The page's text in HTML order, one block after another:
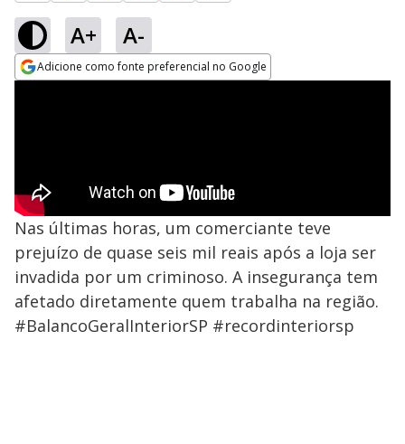
A+ A-
Adicione como fonte preferencial no Google
Nas últimas horas, um comerciante teve
prejuízo de quase seis mil reais após a loja ser
invadida por um criminoso. A insegurança tem
afetado diretamente quem trabalha na região.
#BalancoGeralInteriorSP #recordinteriorsp